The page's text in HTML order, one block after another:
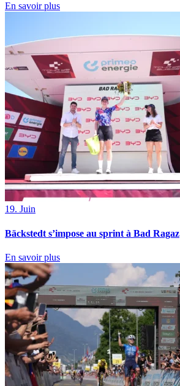
En savoir plus
19. Juin
Bäckstedt s’impose au sprint à Bad Ragaz
En savoir plus